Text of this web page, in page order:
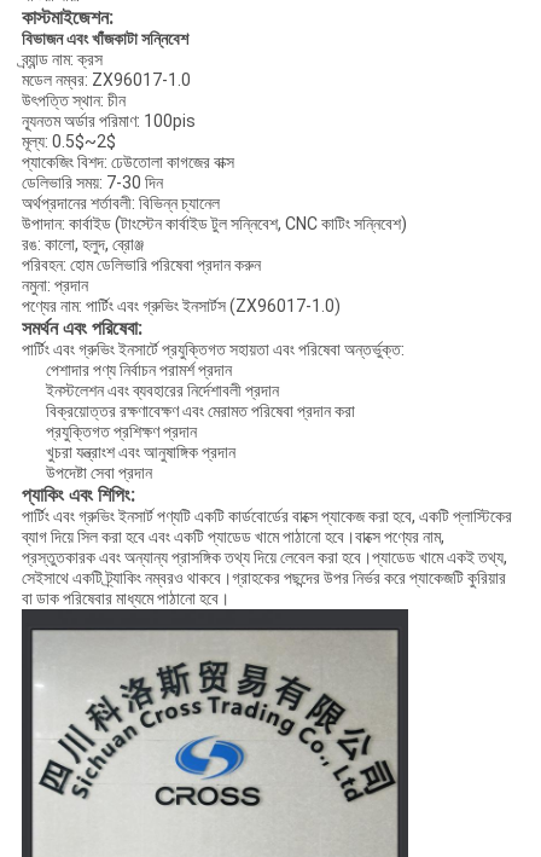
কাস্টমাইজেশন:
বিভাজন এবং খাঁজকাটা সন্নিবেশ
ব্র্যান্ড নাম: ক্রস
মডেল নম্বর: ZX96017-1.0
উৎপত্তি স্থান: চীন
ন্যূনতম অর্ডার পরিমাণ: 100pis
মূল্য: 0.5$~2$
প্যাকেজিং বিশদ: ঢেউতোলা কাগজের বাক্স
ডেলিভারি সময়: 7-30 দিন
অর্থপ্রদানের শর্তাবলী: বিভিন্ন চ্যানেল
উপাদান: কার্বাইড (টাংস্টেন কার্বাইড টুল সন্নিবেশ, CNC কাটিং সন্নিবেশ)
রঙ: কালো, হলুদ, ব্রোঞ্জ
পরিবহন: হোম ডেলিভারি পরিষেবা প্রদান করুন
নমুনা: প্রদান
পণ্যের নাম: পার্টিং এবং গ্রুভিং ইনসার্টস (ZX96017-1.0)
সমর্থন এবং পরিষেবা:
পার্টিং এবং গ্রুভিং ইনসার্টে প্রযুক্তিগত সহায়তা এবং পরিষেবা অন্তর্ভুক্ত:
পেশাদার পণ্য নির্বাচন পরামর্শ প্রদান
ইনস্টলেশন এবং ব্যবহারের নির্দেশাবলী প্রদান
বিক্রয়োত্তর রক্ষণাবেক্ষণ এবং মেরামত পরিষেবা প্রদান করা
প্রযুক্তিগত প্রশিক্ষণ প্রদান
খুচরা যন্ত্রাংশ এবং আনুষাঙ্গিক প্রদান
উপদেষ্টা সেবা প্রদান
প্যাকিং এবং শিপিং:
পার্টিং এবং গ্রুভিং ইনসার্ট পণ্যটি একটি কার্ডবোর্ডের বাক্সে প্যাকেজ করা হবে, একটি প্লাস্টিকের
ব্যাগ দিয়ে সিল করা হবে এবং একটি প্যাডেড খামে পাঠানো হবে।বাক্সে পণ্যের নাম,
প্রস্তুতকারক এবং অন্যান্য প্রাসঙ্গিক তথ্য দিয়ে লেবেল করা হবে।প্যাডেড খামে একই তথ্য,
সেইসাথে একটি ট্র্যাকিং নম্বরও থাকবে।গ্রাহকের পছন্দের উপর নির্ভর করে প্যাকেজটি কুরিয়ার
বা ডাক পরিষেবার মাধ্যমে পাঠানো হবে।